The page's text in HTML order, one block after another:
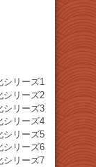
シリーズ1 舞子海岸
シリーズ2 舞子海岸
リーズ3 – 砂岩
リーズ4 – 砂岩泥岩
シリーズ5 礫岩
シリーズ6 御影石
シリーズ7 玄武岩